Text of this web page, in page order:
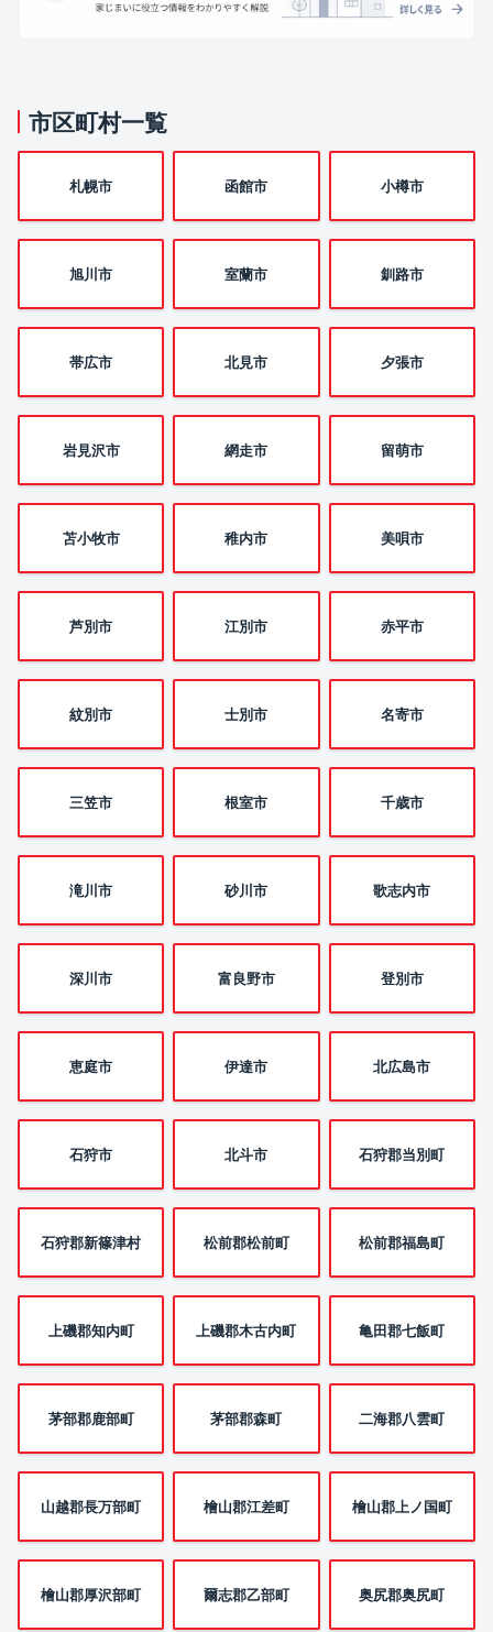
市区町村一覧
札幌市 函館市 小樽市
旭川市 室蘭市 釧路市
帯広市 北見市 夕張市
岩見沢市 網走市 留萌市
苫小牧市 稚内市 美唄市
芦別市 江別市 赤平市
紋別市 士別市 名寄市
三笠市 根室市 千歳市
滝川市 砂川市 歌志内市
深川市 富良野市 登別市
恵庭市 伊達市 北広島市
石狩市 北斗市 石狩郡当別町
石狩郡新篠津村 松前郡松前町 松前郡福島町
上磯郡知内町 上磯郡木古内町 亀田郡七飯町
茅部郡鹿部町 茅部郡森町 二海郡八雲町
山越郡長万部町 檜山郡江差町 檜山郡上ノ国町
檜山郡厚沢部町 爾志郡乙部町 奥尻郡奥尻町